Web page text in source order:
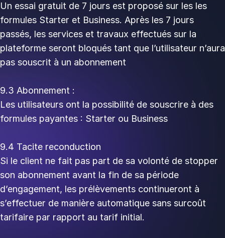
Un essai gratuit de 7 jours est proposé sur les les
formules Starter et Business. Après les 7 jours
passés, les services et travaux effectués sur la
plateforme seront bloqués tant que l’utilisateur n’aura
pas souscrit à un abonnement
9.3 Abonnement :
Les utilisateurs ont la possibilité de souscrire à des
formules payantes : Starter ou Business
9.4 Tacite reconduction
Si le client ne fait pas part de sa volonté de stopper
son abonnement avant la fin de sa période
d’engagement, les prélèvements continueront à
s’effectuer de manière automatique sans surcoût
tarifaire par rapport au tarif initial.